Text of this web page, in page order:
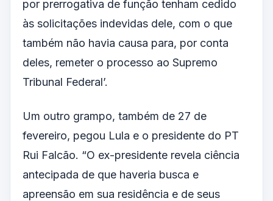
por prerrogativa de função tenham cedido
às solicitações indevidas dele, com o que
também não havia causa para, por conta
deles, remeter o processo ao Supremo
Tribunal Federal’.
Um outro grampo, também de 27 de
fevereiro, pegou Lula e o presidente do PT
Rui Falcão. “O ex-presidente revela ciência
antecipada de que haveria busca e
apreensão em sua residência e de seus